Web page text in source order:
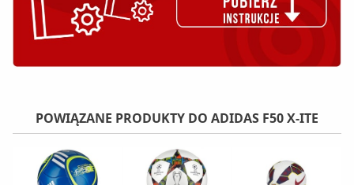
POWIĄZANE PRODUKTY DO ADIDAS F50 X-ITE